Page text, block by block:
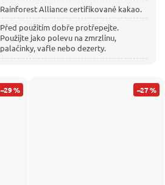
Rainforest Alliance certifikované kakao.
Před použitím dobře protřepejte.
Použijte jako polevu na zmrzlinu,
palačinky, vafle nebo dezerty.
–29 % –27 %